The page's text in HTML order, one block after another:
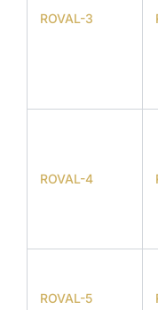
ROVAL-3
ROVAL-4
ROVAL-5